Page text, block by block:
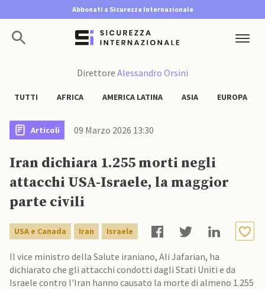
Abbonati a Sicurezza Internazionale
Direttore Alessandro Orsini
TUTTI AFRICA AMERICA LATINA ASIA EUROPA
Articoli 09 Marzo 2026 13:30
Iran dichiara 1.255 morti negli
attacchi USA-Israele, la maggior
parte civili
USA e Canada Iran Israele
Il vice ministro della Salute iraniano, Ali Jafarian, ha
dichiarato che gli attacchi condotti dagli Stati Uniti e da
Israele contro l'Iran hanno causato la morte di almeno 1.255